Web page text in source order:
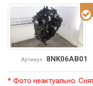
Артикул 8NK06AB01
* Фото неактуально.